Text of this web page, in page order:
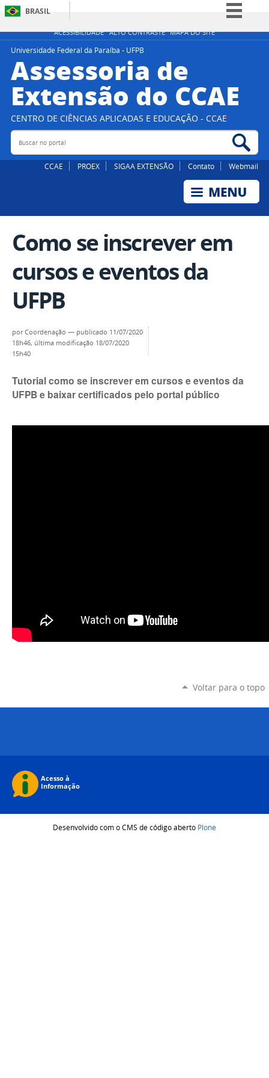
ACESSIBILIDADE ALTO CONTRASTE MAPA DO SITE
BRASIL
Simplifique!
Participe
Acesso à informação
Legislação
Canais
Universidade Federal da Paraíba - UFPB
Assessoria de
Extensão do CCAE
CENTRO DE CIÊNCIAS APLICADAS E EDUCAÇÃO - CCAE
Buscar no portal
CCAE PROEX SIGAA EXTENSÃO Contato Webmail
Como se inscrever em
cursos e eventos da
UFPB
porCoordenação — publicado 11/07/2020
18h46, última modificação 18/07/2020
15h40
Tutorial como se inscrever em cursos e eventos da
UFPB e baixar certificados pelo portal público
Voltar para o topo
Desenvolvido com o CMS de código aberto Plone